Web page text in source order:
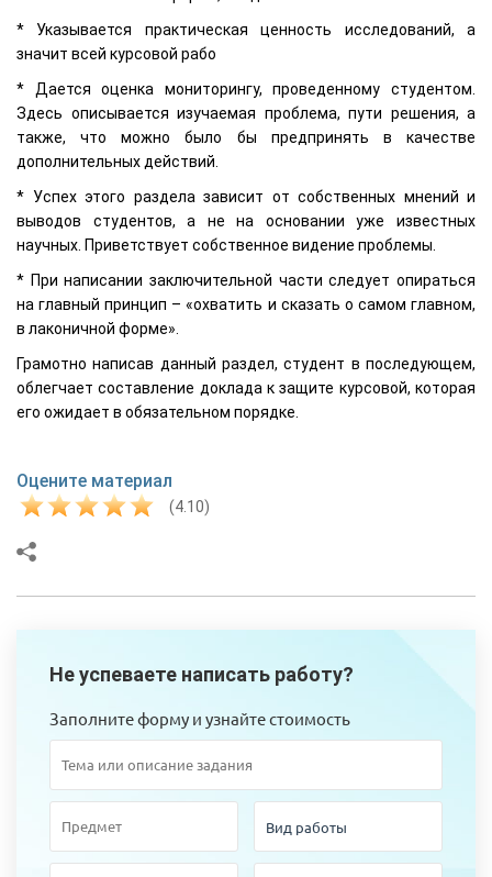
* Указывается практическая ценность исследований, а
значит всей курсовой рабо
* Дается оценка мониторингу, проведенному студентом.
Здесь описывается изучаемая проблема, пути решения, а
также, что можно было бы предпринять в качестве
дополнительных действий.
* Успех этого раздела зависит от собственных мнений и
выводов студентов, а не на основании уже известных
научных. Приветствует собственное видение проблемы.
* При написании заключительной части следует опираться
на главный принцип – «охватить и сказать о самом главном,
в лаконичной форме».
Грамотно написав данный раздел, студент в последующем,
облегчает составление доклада к защите курсовой, которая
его ожидает в обязательном порядке.
Оцените материал
(4.10)
Не успеваете написать работу?
Заполните форму и узнайте стоимость